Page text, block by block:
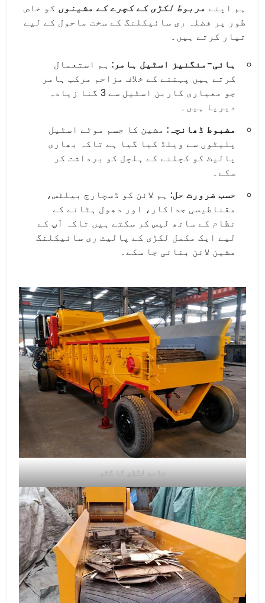
ہم اپنے مربوط لکڑی کے کچرے کے مشینوں کو خاص
طور پر فضلہ ری سائیکلنگ کے سخت ماحول کے لیے
تیار کرتے ہیں۔
ہائی-منگنیز اسٹیل ہامر: ہم استعمال
کرتے ہیں پہننے کے خلاف مزاحم مرکب ہامر
جو معیاری کاربن اسٹیل سے 3 گنا زیادہ
دیرپا ہیں۔
مضبوط ڈھانچہ: مشین کا جسم موٹے اسٹیل
پلیٹوں سے ویلڈ کیا گیا ہے تاکہ بھاری
پالیٹ کو کچلنے کے ہلچل کو برداشت کر
سکے۔
حسب ضرورت حل: ہم لائن کو ڈسچارج بیلٹس،
مقناطیسی جداکار، اور دھول ہٹانے کے
نظام کے ساتھ لیس کر سکتے ہیں تاکہ آپ کے
لیے ایک مکمل لکڑی کے پالیٹ ری سائیکلنگ
مشین لائن بنائی جا سکے۔
جامع لکڑی کا کٹر